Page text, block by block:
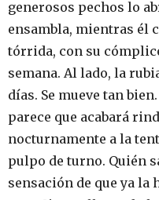
generosos pechos lo
ensambla, mientras él
tórrida, con su
semana. Al lado, la
días. Se mueve tan
parece que acabará
nocturnamente a la
pulpo de turno. Quién
sensación de que ya la